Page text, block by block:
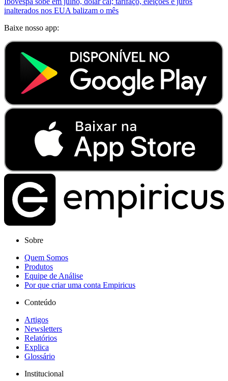
inalterados nos EUA balizam o mês
Baixe nosso app:
Sobre
Quem Somos
Produtos
Equipe de Análise
Por que criar uma conta Empiricus
Conteúdo
Artigos
Newsletters
Relatórios
Explica
Glossário
Institucional